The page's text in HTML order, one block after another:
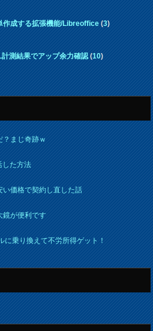
作成する拡張機能/Libreoffice(3)
測結果でアップ余力確認(10)
？まじ奇跡ｗ
した方法
い価格で契約し直した話
鏡が便利です
に乗り換えて不労所得ゲット！